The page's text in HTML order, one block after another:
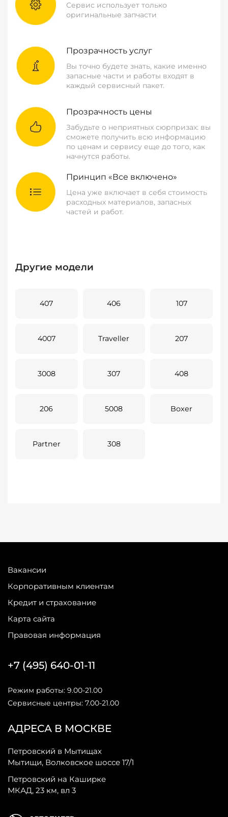
Сервис использует только
оригинальные запчасти
Прозрачность услуг
Вы точно будете знать, какие именно
запасные части и работы входят в
каждый сервисный пакет.
Прозрачность цены
Забудьте о неприятных сюрпризах: вы
сможете получить всю информацию
по ценам и сервису еще до того, как
начнутся работы.
Принцип «Все включено»
Цена уже включает в себя стоимость
расходных материалов, запасных
частей и работ.
Другие модели
407 406 107
4007 Traveller 207
3008 307 408
206 5008 Boxer
Partner 308
Вакансии
Корпоративным клиентам
Кредит и страхование
Карта сайта
Правовая информация
АДРЕСА В МОСКВЕ
Петровский в Мытищах
Мытищи, Волковское шоссе 17/1
Петровский на Каширке
МКАД, 23 км, вл 3
+7 (495) 640-01-11
Режим работы: 9.00-21.00
Сервисные центры: 7.00-21.00